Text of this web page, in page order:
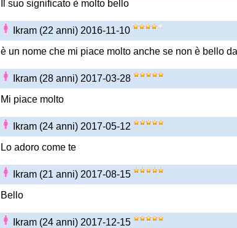
Il suo significato è molto bello
Ikram (22 anni) 2016-11-10
è un nome che mi piace molto anche se non è bello
Ikram (28 anni) 2017-03-28
Mi piace molto
Ikram (24 anni) 2017-05-12
Lo adoro come te
Ikram (21 anni) 2017-08-15
Bello
Ikram (24 anni) 2017-12-15